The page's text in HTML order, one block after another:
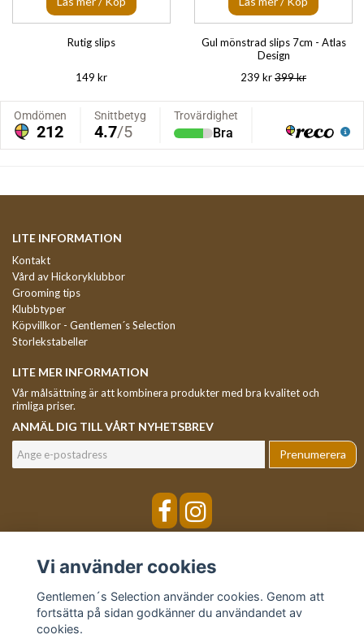
Rutig slips
149 kr
Gul mönstrad slips 7cm - Atlas
Design
239 kr399 kr
LITE INFORMATION
Kontakt
Vård av Hickoryklubbor
Grooming tips
Klubbtyper
Köpvillkor - Gentlemen´s Selection
Storlekstabeller
LITE MER INFORMATION
Vår målsättning är att kombinera produkter med bra kvalitet och
rimliga priser.
ANMÄL DIG TILL VÅRT NYHETSBREV
Prenumerera
Vi använder cookies
Gentlemen´s Selection använder cookies. Genom att
fortsätta på sidan godkänner du användandet av
cookies.